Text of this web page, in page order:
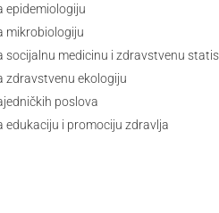
epidemiologiju
mikrobiologiju
socijalnu medicinu i zdravstvenu
zdravstvenu ekologiju
poslova
edukaciju i promociju zdravlja